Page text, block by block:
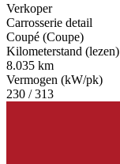
Verkoper
Carrosserie detail
Coupé (Coupe)
Kilometerstand (lezen)
8.035 km
Vermogen (kW/pk)
230 / 313